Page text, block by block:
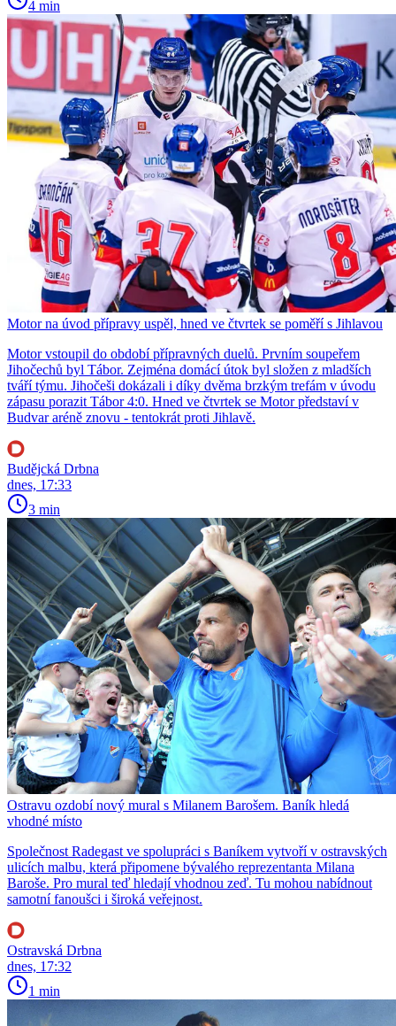
4 min
Motor na úvod přípravy uspěl, hned ve čtvrtek se poměří s Jihlavou
Motor vstoupil do období přípravných duelů. Prvním soupeřem
Jihočechů byl Tábor. Zejména domácí útok byl složen z mladších
tváří týmu. Jihočeši dokázali i díky dvěma brzkým trefám v úvodu
zápasu porazit Tábor 4:0. Hned ve čtvrtek se Motor představí v
Budvar aréně znovu - tentokrát proti Jihlavě.
Budějcká Drbna
dnes, 17:33
3 min
Ostravu ozdobí nový mural s Milanem Barošem. Baník hledá
vhodné místo
Společnost Radegast ve spolupráci s Baníkem vytvoří v ostravských
ulicích malbu, která připomene bývalého reprezentanta Milana
Baroše. Pro mural teď hledají vhodnou zeď. Tu mohou nabídnout
samotní fanoušci i široká veřejnost.
Ostravská Drbna
dnes, 17:32
1 min